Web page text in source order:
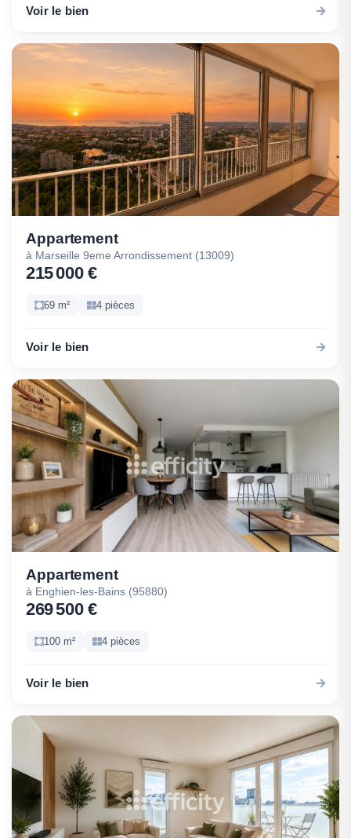
Voir le bien
Appartement
à Marseille 9eme Arrondissement (13009)
215 000 €
69 m² 4 pièces
Voir le bien
Appartement
à Enghien-les-Bains (95880)
269 500 €
100 m² 4 pièces
Voir le bien